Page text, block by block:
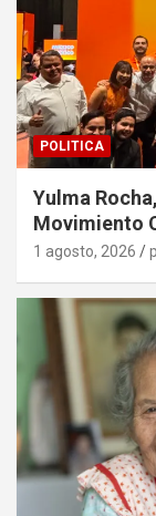
POLITICA
Yulma
Movimiento
1 agosto, 2026